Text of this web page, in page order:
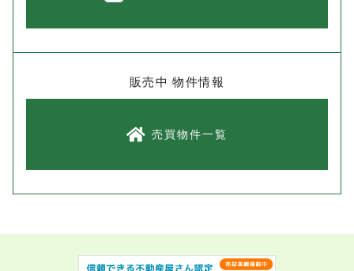
販売中 物件情報
売買物件一覧